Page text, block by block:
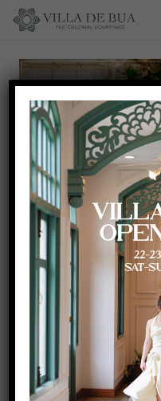
Greenery Wedding wedding